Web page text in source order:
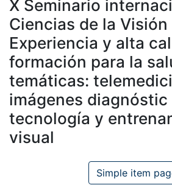
X Seminario
Ciencias de la Visión
Experiencia y alta
formación para la
temáticas:
imágenes diagnóstic
tecnología y
visual
Simple item